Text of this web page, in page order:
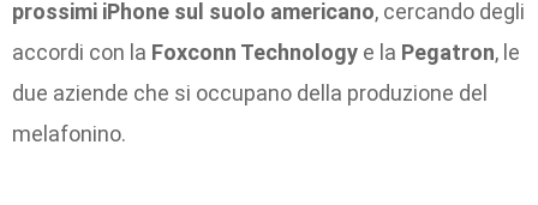
prossimi iPhone sul suolo americano, cercando degli
accordi con la Foxconn Technology e la Pegatron, le
due aziende che si occupano della produzione del
melafonino.